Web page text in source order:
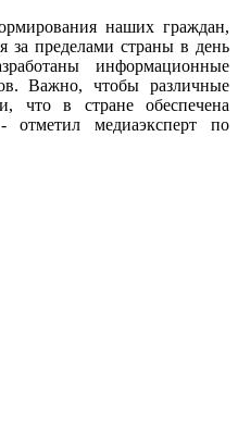
наших граждан,
пределами страны в день
информационные
Важно, чтобы различные
что в стране обеспечена
- отметил медиаэксперт по